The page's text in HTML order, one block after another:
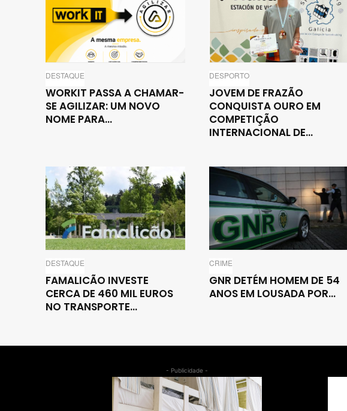
DESTAQUE
WORKIT PASSA A CHAMAR-
SE AGILIZAR: UM NOVO
NOME PARA...
DESPORTO
JOVEM DE FRAZÃO
CONQUISTA OURO EM
COMPETIÇÃO
INTERNACIONAL DE...
DESTAQUE
FAMALICÃO INVESTE
CERCA DE 460 MIL EUROS
NO TRANSPORTE...
CRIME
GNR DETÉM HOMEM DE 54
ANOS EM LOUSADA POR...
- Publicidade -